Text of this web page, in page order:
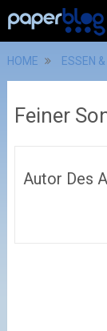
HOME ESSEN
Feiner
Autor Des